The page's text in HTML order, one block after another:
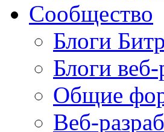
Сообщество
Блоги
Блоги веб-
Общие
Веб-